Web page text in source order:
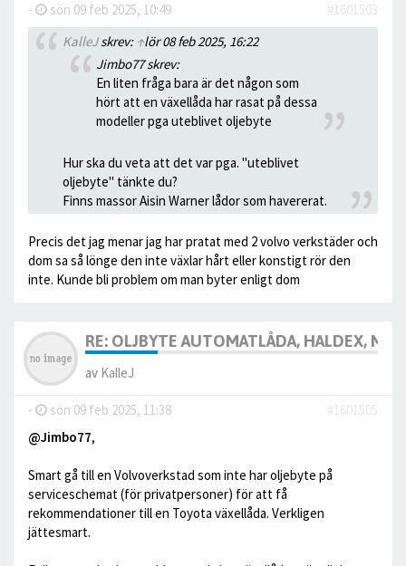
- sön 09 feb 2025, 10:49
#1601503
KalleJskrev: ↑lör 08 feb 2025, 16:22
Jimbo77 skrev:
En liten fråga bara är det någon som
hört att en växellåda har rasat på dessa
modeller pga uteblivet oljebyte
Hur ska du veta att det var pga. "uteblivet
oljebyte" tänkte du?
Finns massor Aisin Warner lådor som havererat.
Precis det jag menar jag har pratat med 2 volvo verkstäder och
dom sa så lönge den inte växlar hårt eller konstigt rör den
inte. Kunde bli problem om man byter enligt dom
RE: OLJBYTE AUTOMATLÅDA, HALDEX, MM
av KalleJ
- sön 09 feb 2025, 11:38
#1601505
@Jimbo77,
Smart gå till en Volvoverkstad som inte har oljebyte på
serviceschemat (för privatpersoner) för att få
rekommendationer till en Toyota växellåda. Verkligen
jättesmart.